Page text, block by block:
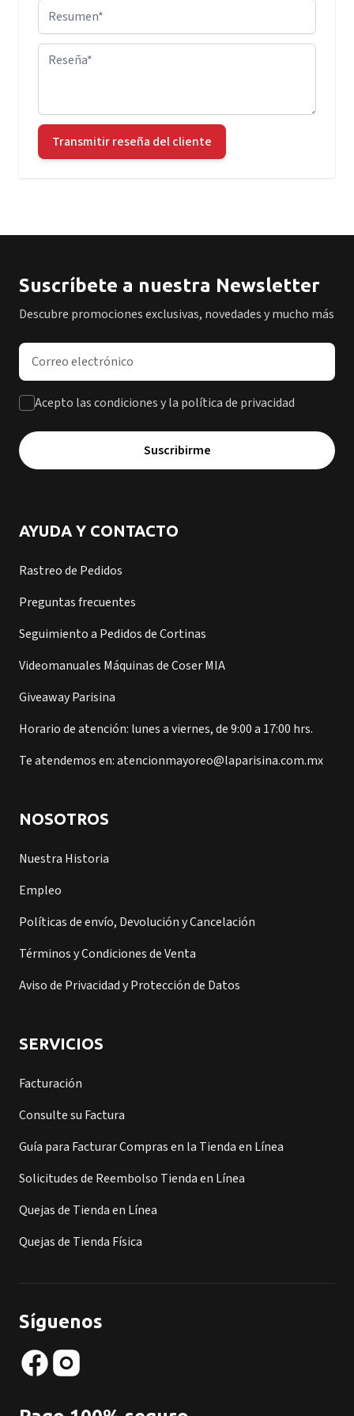
Resumen
Reseña
Transmitir reseña del cliente
Suscríbete a nuestra Newsletter
Descubre promociones exclusivas, novedades y mucho más
Dirección de correo electrónico
Acepto las condiciones y la política de privacidad
Suscribirme
AYUDA Y CONTACTO
Rastreo de Pedidos
Preguntas frecuentes
Seguimiento a Pedidos de Cortinas
Videomanuales Máquinas de Coser MIA
Giveaway Parisina
Horario de atención: lunes a viernes, de 9:00 a 17:00 hrs.
Te atendemos en: atencionmayoreo@laparisina.com.mx
NOSOTROS
Nuestra Historia
Empleo
Políticas de envío, Devolución y Cancelación
Términos y Condiciones de Venta
Aviso de Privacidad y Protección de Datos
SERVICIOS
Facturación
Consulte su Factura
Guía para Facturar Compras en la Tienda en Línea
Solicitudes de Reembolso Tienda en Línea
Quejas de Tienda en Línea
Quejas de Tienda Física
Síguenos